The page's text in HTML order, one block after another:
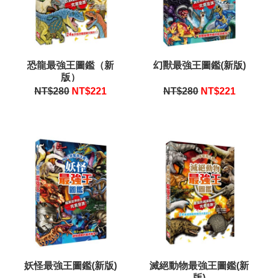
恐龍最強王圖鑑（新
版）
NT$280 NT$221
幻獸最強王圖鑑(新版)
NT$280 NT$221
妖怪最強王圖鑑(新版)
滅絕動物最強王圖鑑(新